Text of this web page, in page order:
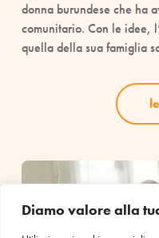
Diamo valore alla
donna burundese che ha
comunitario. Con le idee,
quella della sua famiglia